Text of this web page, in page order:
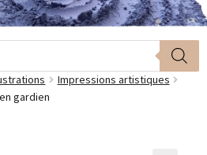
Impressions artistiques
gardien